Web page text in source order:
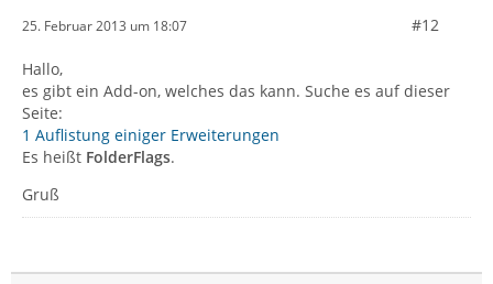
25. Februar 2013 um 18:07 #12
Hallo,
es gibt ein Add-on, welches das kann. Suche es auf dieser
Seite:
1 Auflistung einiger Erweiterungen
Es heißt FolderFlags.
Gruß